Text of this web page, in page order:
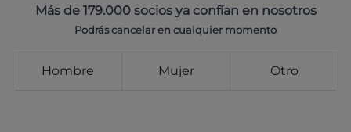
Más de 179.000 socios ya confían en nosotros
Podrás cancelar en cualquier momento
Hombre Mujer Otro